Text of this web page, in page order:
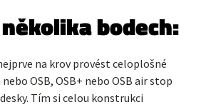
bodech:
na krov provést celoplošné
OSB, OSB+ nebo OSB air stop
Tím si celou konstrukci